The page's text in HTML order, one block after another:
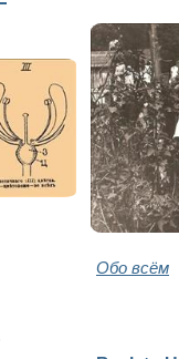
Обо всём